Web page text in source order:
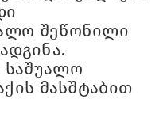
შეწონილი
საშუალო
მასშტაბით